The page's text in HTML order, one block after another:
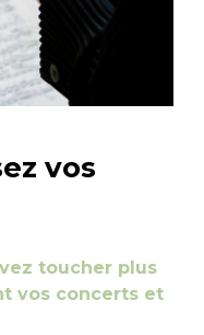
vos
toucher plus
vos concerts et